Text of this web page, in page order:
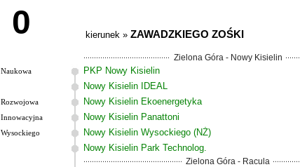
0 kierunek » ZAWADZKIEGO ZOŚKI
Zielona Góra - Nowy Kisielin
Naukowa PKP Nowy Kisielin
Nowy Kisielin IDEAL
Rozwojowa Nowy Kisielin Ekoenergetyka
Innowacyjna Nowy Kisielin Panattoni
Wysockiego Nowy Kisielin Wysockiego (NŻ)
Nowy Kisielin Park Technolog.
Zielona Góra - Racula